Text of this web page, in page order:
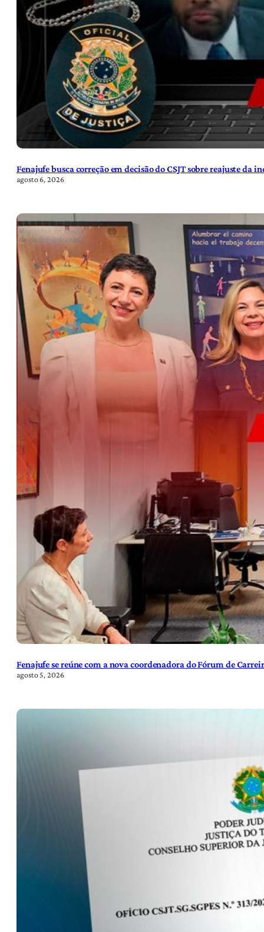
Fenajufe busca correção em decisão do CSJT sobre reajuste da
agosto 6, 2026
Fenajufe se reúne com a nova coordenadora do Fórum de
agosto 5, 2026